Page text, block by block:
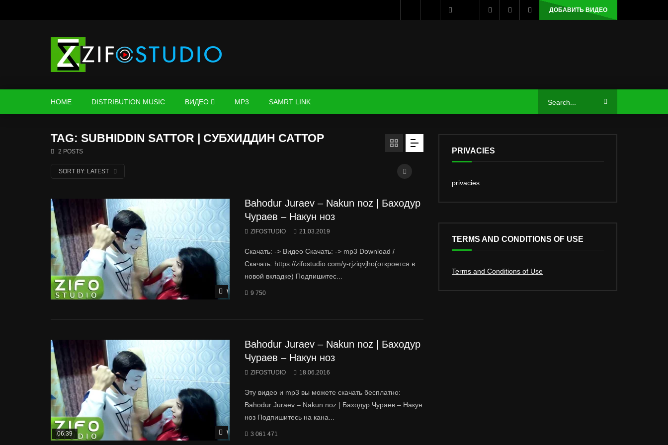
ДОБАВИТЬ ВИДЕО
HOME DISTRIBUTION MUSIC ВИДЕО MP3 SAMRT LINK
TAG: SUBHIDDIN SATTOR | СУБХИДДИН САТТОР
2 POSTS
SORT BY: LATEST
Watch Later
Bahodur Juraev – Nakun noz | Баходур
Чураев – Накун ноз
ZIFOSTUDIO 21.03.2019
Скачать: -> Видео Скачать: -> mp3 Download /
Скачать: https://zifostudio.com/y-rjziqvjho(откроется в
новой вкладке) Подпишитес...
9 750
Watch Later
06:39
Bahodur Juraev – Nakun noz | Баходур
Чураев – Накун ноз
ZIFOSTUDIO 18.06.2016
Эту видео и mp3 вы можете скачать бесплатно:
Bahodur Juraev – Nakun noz | Баходур Чураев – Накун
ноз Подпишитесь на кана...
3 061 471
PRIVACIES
privacies
TERMS AND CONDITIONS OF USE
Terms and Conditions of Use